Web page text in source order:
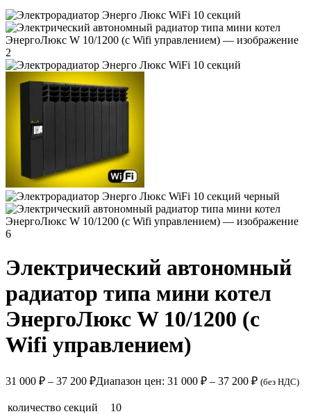
Электрический автономный
радиатор типа мини котел
ЭнергоЛюкс W 10/1200 (с
Wifi управлением)
31 000 ₽ – 37 200 ₽Диапазон цен: 31 000 ₽ – 37 200 ₽ (без НДС)
количество секций
10